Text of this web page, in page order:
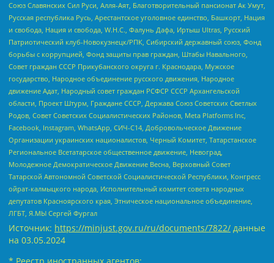
Союз Славянских Сил Руси, Алля-Аят, Благотворительный пансионат Ак Умут,
Русская республика Русь, Арестантское уголовное единство, Башкорт, Нация
и свобода, Нация и свобода, W.H.С., Фалунь Дафа, Иртыш Ultras, Русский
Патриотический клуб-Новокузнецк/РПК, Сибирский державный союз, Фонд
борьбы с коррупцией, Фонд защиты прав граждан, Штабы Навального,
Совет граждан СССР Прикубанского округа г. Краснодара, Мужское
государство, Народное объединение русского движения, Народное
движение Адат, Народный совет граждан РСФСР СССР Архангельской
области, Проект Штурм, Граждане СССР, Держава Союз Советских Светлых
Родов, Совет Советских Социалистических Районов, Meta Platforms Inc,
Facebook, Instagram, WhatsApp, СИЧ-С14, Добровольческое Движение
Организации украинских националистов, Черный Комитет, Татарстанское
Региональное Всетатарское общественное движение, Невоград,
Молодежное Демократическое Движение Весна, Верховный Совет
Татарской Автономной Советской Социалистической Республики, Конгресс
ойрат-калмыцкого народа, Исполнительный комитет совета народных
депутатов Красноярского края, Этническое национальное объединение,
ЛГБТ, Я.МЫ Сергей Фургал
Источник: https://minjust.gov.ru/ru/documents/7822/ данные
на 03.05.2024